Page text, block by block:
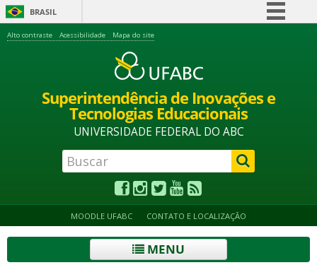
BRASIL
Acesso à informação
Legislação
Canais
Alto contraste Acessibilidade Mapa do site
Superintendência de Inovações e
Tecnologias Educacionais
UNIVERSIDADE FEDERAL DO ABC
MOODLE UFABC CONTATO E LOCALIZAÇÃO
MENU